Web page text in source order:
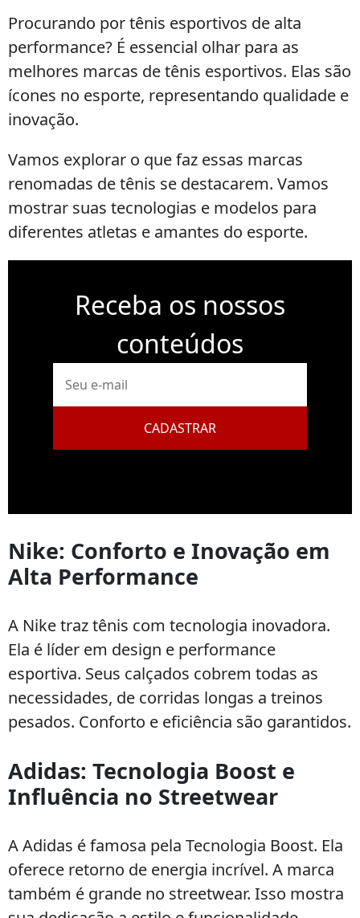
Procurando por tênis esportivos de alta
performance? É essencial olhar para as
melhores marcas de tênis esportivos. Elas são
ícones no esporte, representando qualidade e
inovação.
Vamos explorar o que faz essas marcas
renomadas de tênis se destacarem. Vamos
mostrar suas tecnologias e modelos para
diferentes atletas e amantes do esporte.
Receba os nossos
conteúdos
mail
CADASTRAR
Nike: Conforto e Inovação em
Alta Performance
A Nike traz tênis com tecnologia inovadora.
Ela é líder em design e performance
esportiva. Seus calçados cobrem todas as
necessidades, de corridas longas a treinos
pesados. Conforto e eficiência são garantidos.
Adidas: Tecnologia Boost e
Influência no Streetwear
A Adidas é famosa pela Tecnologia Boost. Ela
oferece retorno de energia incrível. A marca
também é grande no streetwear. Isso mostra